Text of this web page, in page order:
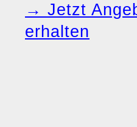
→ Jetzt
erhalten